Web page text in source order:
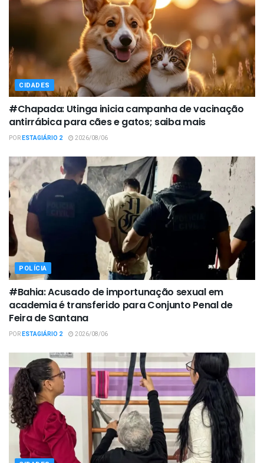
CIDADES
#Chapada: Utinga inicia campanha de vacinação
antirrábica para cães e gatos; saiba mais
PORESTAGIÁRIO 2 2026/08/06
POLÍCIA
#Bahia: Acusado de importunação sexual em
academia é transferido para Conjunto Penal de
Feira de Santana
PORESTAGIÁRIO 2 2026/08/06